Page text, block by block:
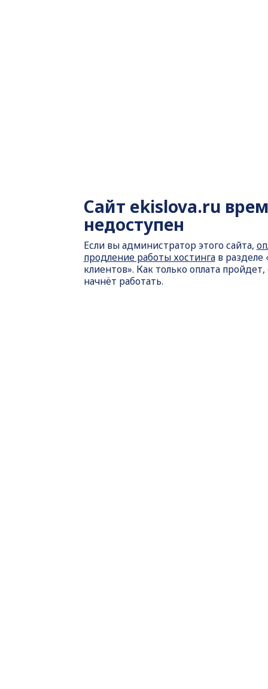
Сайт ekislova.ru
недоступен
Если вы администратор этого сайта,
продление работы хостингав разделе
клиентов». Как только оплата пройдет,
начнёт работать.